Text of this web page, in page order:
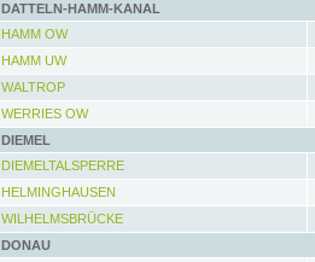
DATTELN-HAMM-KANAL
HAMM OW
HAMM UW
WALTROP
WERRIES OW
DIEMEL
DIEMELTALSPERRE
HELMINGHAUSEN
WILHELMSBRÜCKE
DONAU